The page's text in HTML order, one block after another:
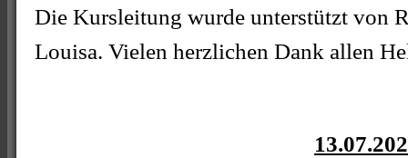
Die Kursleitung wurde unterstützt von
Louisa. Vielen herzlichen Dank allen